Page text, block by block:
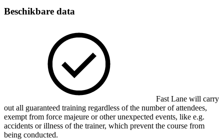
Beschikbare data
Fast Lane will carry
out all guaranteed training regardless of the number of attendees,
exempt from force majeure or other unexpected events, like e.g.
accidents or illness of the trainer, which prevent the course from
being conducted.